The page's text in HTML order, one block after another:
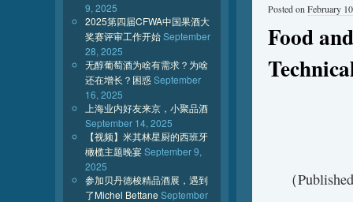
Food
Posted on February
（
9, 2025
2025第四届CFWA中国果酒大
奖赛评审工作开始September
28, 2025
无醇葡萄酒为啥有需求？为啥
还在增长？困惑September
16, 2025
上海业内好友来京，小聚品酒
September 14, 2025
【视频】米其林星厨的西班牙
橄榄主题晚宴September 9,
2025
参加贝丹德梭精品酒展，遇到
了Michel Bettane September